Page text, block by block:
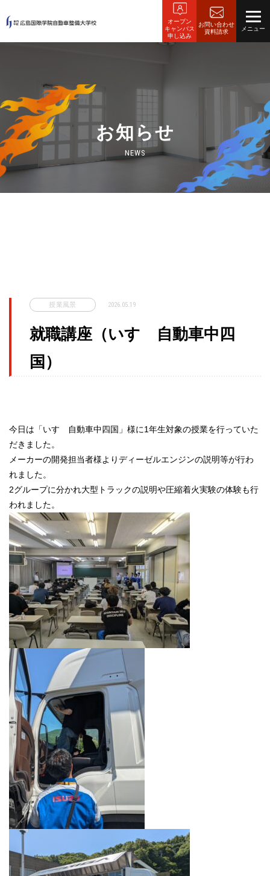
オープン
キャンパス
申し込み
お問い合わせ
資料請求
お知らせ
NEWS
授業風景 2026.05.19
就職講座（いすゞ自動車中四
国）
今日は「いすゞ自動車中四国」様に1年生対象の授業を行っていた
だきました。
メーカーの開発担当者様よりディーゼルエンジンの説明等が行わ
れました。
2グループに分かれ大型トラックの説明や圧縮着火実験の体験も行
われました。